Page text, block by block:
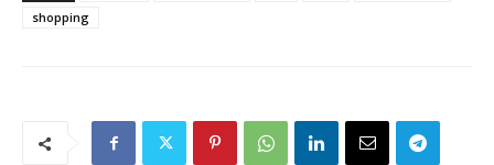
shopping